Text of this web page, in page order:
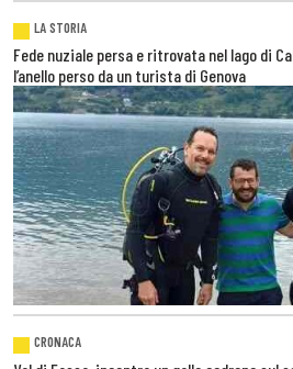
LA STORIA
Fede nuziale persa e ritrovata nel lago di
l’anello perso da un turista di Genova
CRONACA